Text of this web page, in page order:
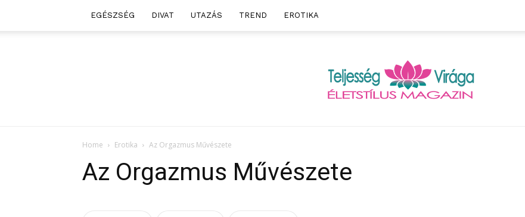
EGÉSZSÉG DIVAT UTAZÁS TREND EROTIKA
Home Erotika Az Orgazmus Művészete
Az Orgazmus Művészete